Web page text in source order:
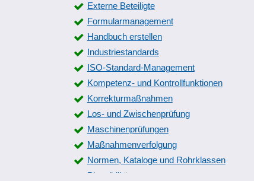
Externe Beteiligte
Formularmanagement
Handbuch erstellen
Industriestandards
ISO-Standard-Management
Kompetenz- und Kontrollfunktionen
Korrekturmaßnahmen
Los- und Zwischenprüfung
Maschinenprüfungen
Maßnahmenverfolgung
Normen, Kataloge und Rohrklassen
Plausibilitäten